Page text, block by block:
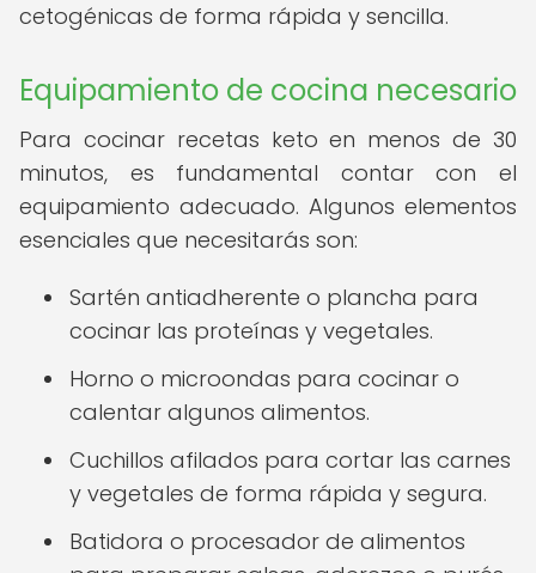
cetogénicas de forma rápida y sencilla.
Equipamiento de cocina necesario
Para cocinar recetas keto en menos de 30
minutos, es fundamental contar con el
equipamiento adecuado. Algunos elementos
esenciales que necesitarás son:
Sartén antiadherente o plancha para
cocinar las proteínas y vegetales.
Horno o microondas para cocinar o
calentar algunos alimentos.
Cuchillos afilados para cortar las carnes
y vegetales de forma rápida y segura.
Batidora o procesador de alimentos